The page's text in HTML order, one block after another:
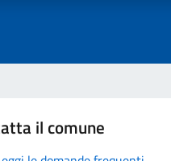
il comune